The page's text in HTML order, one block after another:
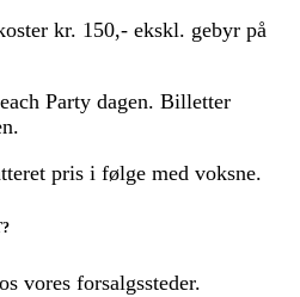
kr. 150,- ekskl. gebyr på
Party dagen. Billetter
pris i følge med voksne.
vores forsalgssteder.